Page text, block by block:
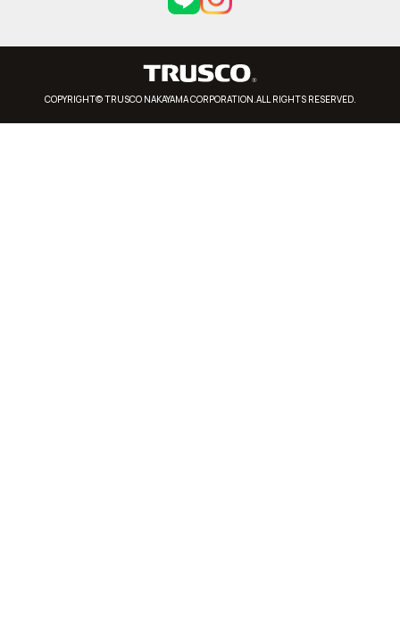
COPYRIGHT© TRUSCO NAKAYAMA CORPORATION.ALL RIGHTS RESERVED.